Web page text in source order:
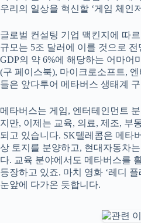
우리의 일상을 혁신할 ‘게임 체인
글로벌 컨설팅 기업 맥킨지에 따
규모는 5조 달러에 이를 것으로
GDP의 약 6%에 해당하는 어마어
(구 페이스북), 마이크로소프트,
들은 앞다투어 메타버스 생태계
메타버스는 게임, 엔터테인먼트
지만, 이제는 교육, 의료, 제조, 부
되고 있습니다. SK텔레콤은 메타
상 토지를 분양하고, 현대자동차
다. 교육 분야에서도 메타버스를
등장하고 있죠. 마치 영화 ‘레디
눈앞에 다가온 듯합니다.